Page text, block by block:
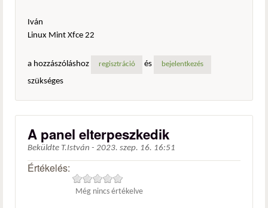
Iván
Linux Mint Xfce 22
a hozzászóláshoz regisztráció és bejelentkezés
szükséges
A panel elterpeszkedik
Beküldte T.István - 2023. szep. 16. 16:51
Értékelés:
Még nincs értékelve